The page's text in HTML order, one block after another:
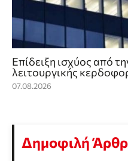
Επίδειξη ισχύος από
λειτουργικής
07.08.2026
Δημοφιλή